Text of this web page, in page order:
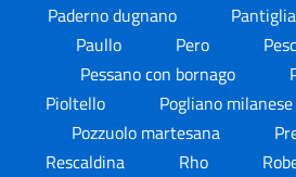
Paderno dugnano
Paullo
Pero
Pessano con bornago
Pioltello
Pogliano milanese
Pozzuolo martesana
Rescaldina
Rho